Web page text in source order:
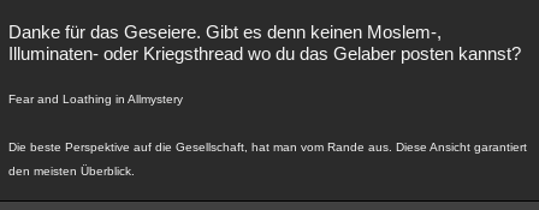
Danke für das Geseiere. Gibt es denn keinen Moslem-,
Illuminaten- oder Kriegsthread wo du das Gelaber posten kannst?
Fear and Loathing in Allmystery
Die beste Perspektive auf die Gesellschaft, hat man vom Rande aus. Diese Ansicht garantiert
den meisten Überblick.